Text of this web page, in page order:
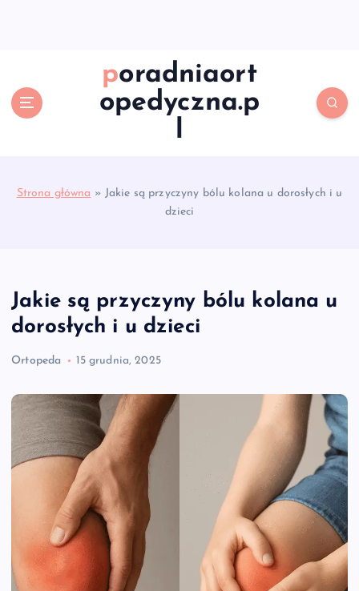
poradniaort
opedyczna.p
l
Strona główna » Jakie są przyczyny bólu kolana u dorosłych i u
dzieci
Jakie są przyczyny bólu kolana u
dorosłych i u dzieci
Ortopeda 15 grudnia, 2025